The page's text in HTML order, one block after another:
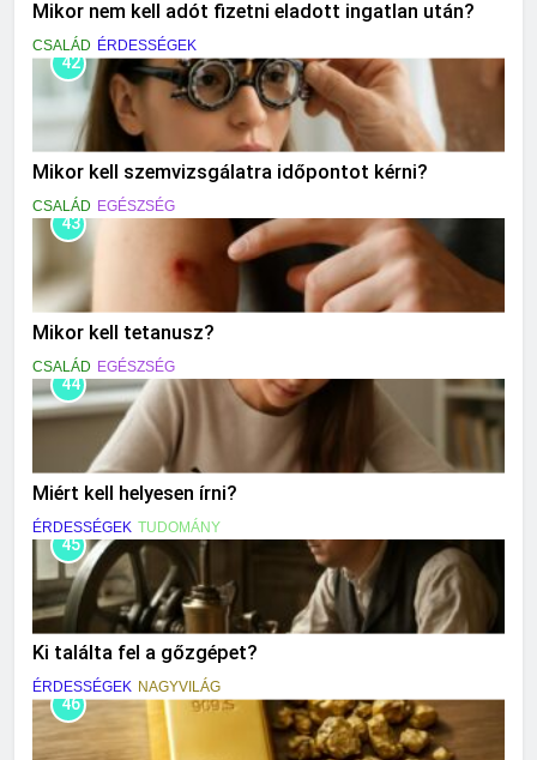
Mikor nem kell adót fizetni eladott ingatlan után?
CSALÁD ÉRDESSÉGEK
42
Mikor kell szemvizsgálatra időpontot kérni?
CSALÁD EGÉSZSÉG
43
Mikor kell tetanusz?
CSALÁD EGÉSZSÉG
44
Miért kell helyesen írni?
ÉRDESSÉGEK TUDOMÁNY
45
Ki találta fel a gőzgépet?
ÉRDESSÉGEK NAGYVILÁG
46